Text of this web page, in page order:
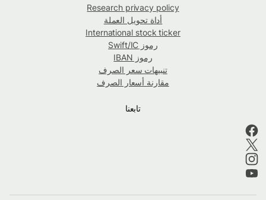
Research privacy policy
أداة تحويل العملة
International stock ticker
رموز Swift/IC
رموز IBAN
تنبيهات سعر الصرف
مقارنة أسعار الصرف
تابعنا